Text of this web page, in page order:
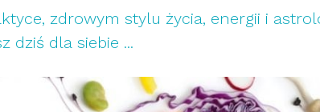
zdrowym stylu życia, energii i
dziś dla siebie ...